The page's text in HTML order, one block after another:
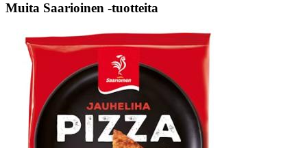
Muita Saarioinen -tuotteita